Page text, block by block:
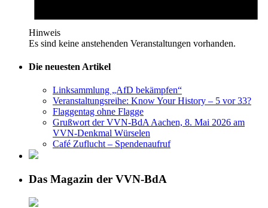
Hinweis
Es sind keine anstehenden Veranstaltungen vorhanden.
Die neuesten Artikel
Linksammlung „AfD bekämpfen“
Veranstaltungsreihe: Know Your History – 5 vor 33?
Flaggentag ohne Flagge
Grußwort der VVN-BdA Aachen, 8. Mai 2026 am
VVN-Denkmal Würselen
Café Zuflucht – Spendenaufruf
Das Magazin der VVN-BdA